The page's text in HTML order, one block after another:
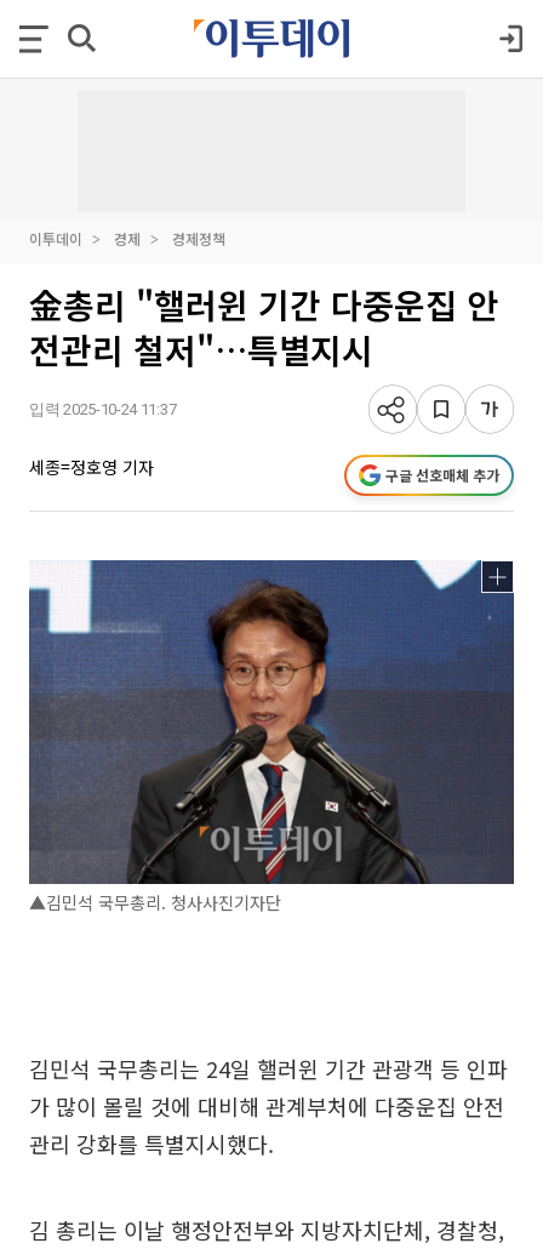
이투데이 경제 경제정책
金총리 "핼러윈 기간 다중운집 안
전관리 철저"…특별지시
입력 2025-10-24 11:37
세종=정호영 기자 구글 선호매체 추가
▲김민석 국무총리. 청사사진기자단
김민석 국무총리는 24일 핼러윈 기간 관광객 등 인파
가 많이 몰릴 것에 대비해 관계부처에 다중운집 안전
관리 강화를 특별지시했다.
김 총리는 이날 행정안전부와 지방자치단체, 경찰청,